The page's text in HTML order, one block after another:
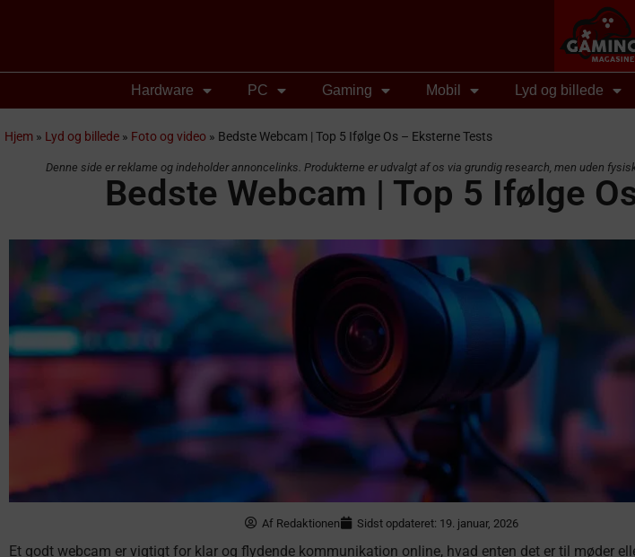
Hardware PC Gaming Mobil Lyd og billede
Hjem » Lyd og billede » Foto og video » Bedste Webcam | Top 5 Ifølge Os – Eksterne Tests
Denne side er reklame og indeholder annoncelinks. Produkterne er udvalgt af os via grundig research, men uden
Bedste Webcam | Top 5 Ifølge
AfRedaktionen Sidst opdateret: 19. januar, 2026
Et godt webcam er vigtigt for klar og flydende kommunikation online, hvad enten det er til møder